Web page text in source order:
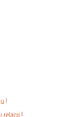
!
relacji !